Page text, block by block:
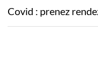
Covid : prenez